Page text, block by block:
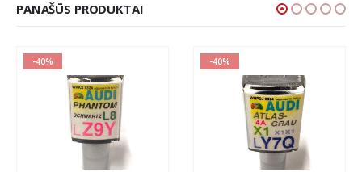
PANAŠŪS PRODUKTAI
-40% -40%